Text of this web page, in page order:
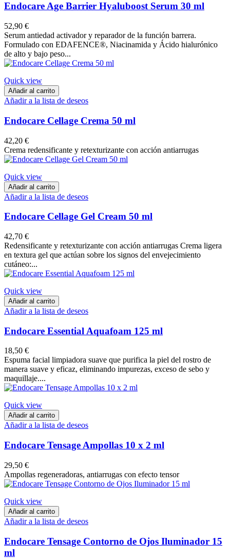
Endocare Age Barrier Hyaluboost Serum 30 ml
52,90 €
Serum antiedad activador y reparador de la función barrera.
Formulado con EDAFENCE®, Niacinamida y Ácido hialurónico
de alto y bajo peso...
Quick view
Añadir al carrito
Añadir a la lista de deseos
Endocare Cellage Crema 50 ml
42,20 €
Crema redensificante y retexturizante con acción antiarrugas
Quick view
Añadir al carrito
Añadir a la lista de deseos
Endocare Cellage Gel Cream 50 ml
42,70 €
Redensificante y retexturizante con acción antiarrugas Crema ligera
en textura gel que actúan sobre los signos del envejecimiento
cutáneo:...
Quick view
Añadir al carrito
Añadir a la lista de deseos
Endocare Essential Aquafoam 125 ml
18,50 €
Espuma facial limpiadora suave que purifica la piel del rostro de
manera suave y eficaz, eliminando impurezas, exceso de sebo y
maquillaje....
Quick view
Añadir al carrito
Añadir a la lista de deseos
Endocare Tensage Ampollas 10 x 2 ml
29,50 €
Ampollas regeneradoras, antiarrugas con efecto tensor
Quick view
Añadir al carrito
Añadir a la lista de deseos
Endocare Tensage Contorno de Ojos Iluminador 15
ml